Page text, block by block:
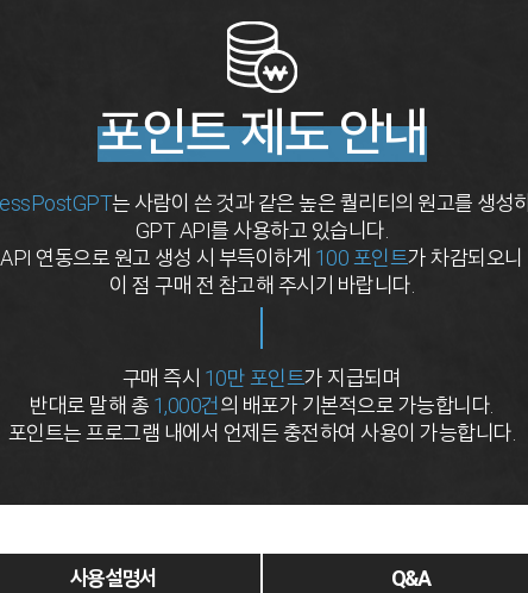
포인트 제도 안내
는 사람이 쓴 것과 같은 높은 퀄리티의 원고를 생성
GPT API를 사용하고 있습니다.
API 연동으로 원고 생성 시 부득이하게 100 포인트가 차감되오니
이 점 구매 전 참고해 주시기 바랍니다.
구매 즉시 10만 포인트가 지급되며
반대로 말해 총 1,000건의 배포가 기본적으로 가능합니다.
포인트는 프로그램 내에서 언제든 충전하여 사용이 가능합니다.
사용 설명서 Q&A